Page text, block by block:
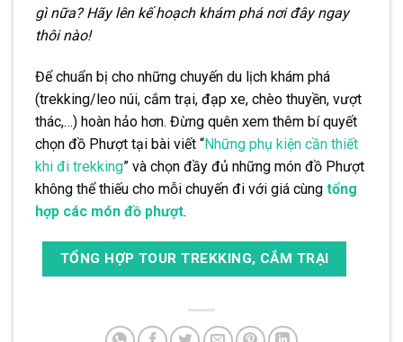
gì nữa? Hãy lên kế hoạch khám phá nơi đây ngay
thôi nào!
Để chuẩn bị cho những chuyến du lịch khám phá
(trekking/leo núi, cắm trại, đạp xe, chèo thuyền, vượt
thác,…) hoàn hảo hơn. Đừng quên xem thêm bí quyết
chọn đồ Phượt tại bài viết “Những phụ kiện cần thiết
khi đi trekking” và chọn đầy đủ những món đồ Phượt
không thể thiếu cho mỗi chuyến đi với giá cùng tổng
hợp các món đồ phượt.
TỔNG HỢP TOUR TREKKING, CẮM TRẠI